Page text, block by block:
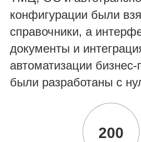
конфигурации были
справочники, а
документы и
автоматизации бизнес-
были разработаны с
200